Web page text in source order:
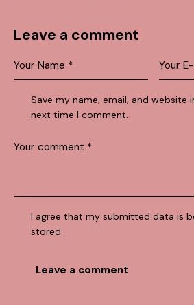
Leave a comment
Save my name, email, and website
next time I comment.
I agree that my submitted data is
stored.